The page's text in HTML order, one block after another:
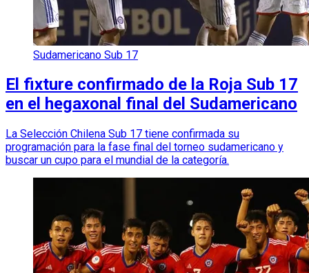
Sudamericano Sub 17
El fixture confirmado de la Roja Sub 17
en el hegaxonal final del Sudamericano
La Selección Chilena Sub 17 tiene confirmada su
programación para la fase final del torneo sudamericano y
buscar un cupo para el mundial de la categoría.